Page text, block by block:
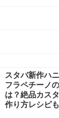
スタバ新作ハ
フラペチーノ
は？絶品カス
作り方レシピ